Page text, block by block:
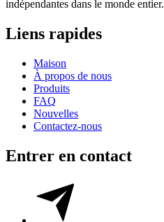
indépendantes dans le monde entier.
Liens rapides
Maison
À propos de nous
Produits
FAQ
Nouvelles
Contactez-nous
Entrer en contact